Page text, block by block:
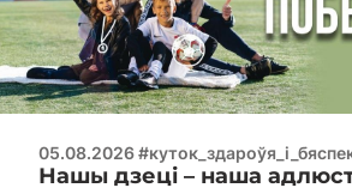
05.08.2026
Нашы дзеці – наша